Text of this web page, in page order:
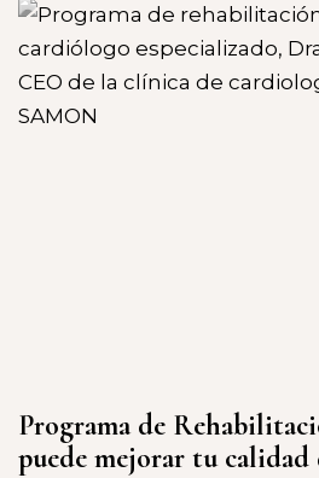
Programa de
puede mejorar tu calidad